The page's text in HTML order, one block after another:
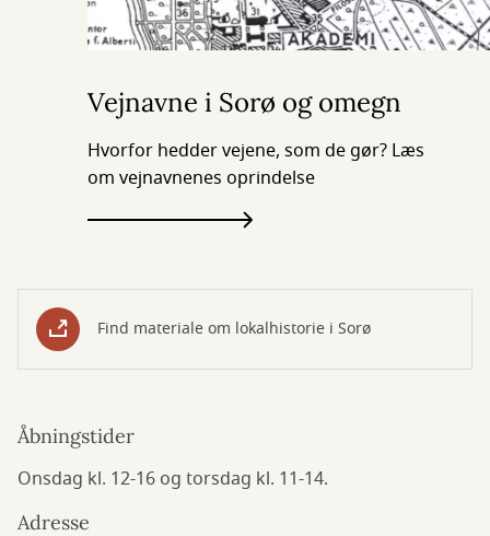
Vejnavne i Sorø og omegn
Hvorfor hedder vejene, som de gør? Læs
om vejnavnenes oprindelse
Find materiale om lokalhistorie i Sorø
Åbningstider
Onsdag kl. 12-16 og torsdag kl. 11-14.
Adresse